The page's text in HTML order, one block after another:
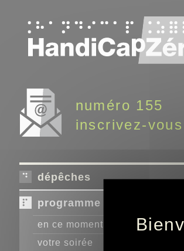
numéro 155
inscrivez-
dépêches
programme télé
en ce moment
votre soirée